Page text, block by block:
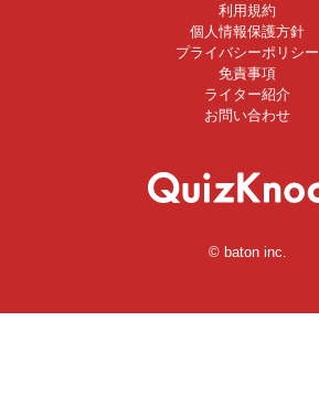
利用規約
個人情報保護方針
プライバシーポリシー
免責事項
ライター紹介
お問い合わせ
© baton inc.